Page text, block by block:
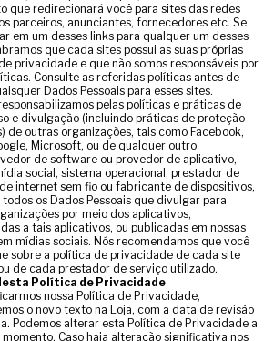
que redirecionará você para sites das redes
parceiros, anunciantes, fornecedores etc. Se
em um desses links para qualquer um desses
que cada sites possui as suas próprias
privacidade e que não somos responsáveis por
Consulte as referidas políticas antes de
Dados Pessoais para esses sites.
pelas políticas e práticas de
e divulgação (incluindo práticas de proteção
de outras organizações, tais como Facebook,
Microsoft, ou de qualquer outro
de software ou provedor de aplicativo,
social, sistema operacional, prestador de
internet sem fio ou fabricante de dispositivos,
os Dados Pessoais que divulgar para
por meio dos aplicativos,
a tais aplicativos, ou publicadas em nossas
mídias sociais. Nós recomendamos que você
sobre a política de privacidade de cada site
de cada prestador de serviço utilizado.
Política de Privacidade
nossa Política de Privacidade,
o novo texto na Loja, com a data de revisão
Podemos alterar esta Política de Privacidade a
Caso haja alteração significativa nos